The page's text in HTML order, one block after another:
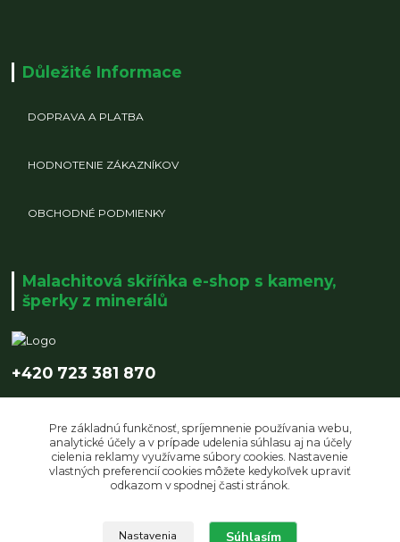
Důležité Informace
DOPRAVA A PLATBA
HODNOTENIE ZÁKAZNÍKOV
OBCHODNÉ PODMIENKY
Malachitová skříňka e-shop s kameny,
šperky z minerálů
+420 723 381 870
Upravit sběr cookies.
Pre základnú funkčnosť, spríjemnenie používania webu,
analytické účely a v prípade udelenia súhlasu aj na účely
cielenia reklamy využívame súbory cookies. Nastavenie
vlastných preferencií cookies môžete kedykoľvek upraviť
odkazom v spodnej časti stránok.
Nastavenia Súhlasím